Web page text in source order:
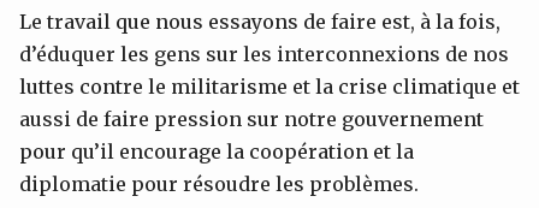
Le travail que nous essayons de faire est, à la fois,
d’éduquer les gens sur les interconnexions de nos
luttes contre le militarisme et la crise climatique et
aussi de faire pression sur notre gouvernement
pour qu’il encourage la coopération et la
diplomatie pour résoudre les problèmes.